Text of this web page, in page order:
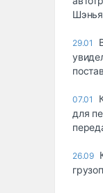
29.01
07.01
для
26.09